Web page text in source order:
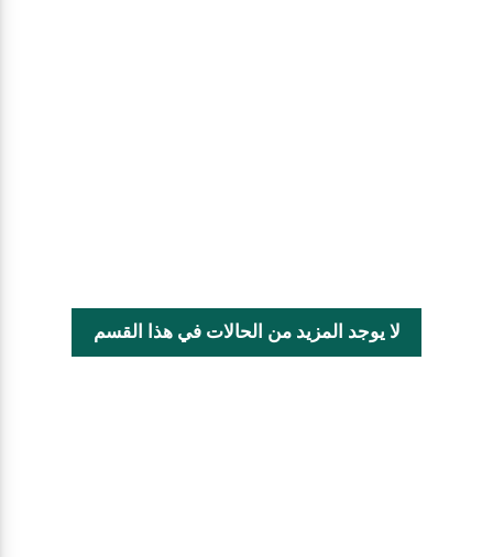
لا يوجد المزيد من الحالات في هذا القسم